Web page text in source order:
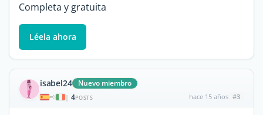
Completa y gratuita
Léela ahora
isabel24 Nuevo miembro
| 4POSTS hace 15 años #3